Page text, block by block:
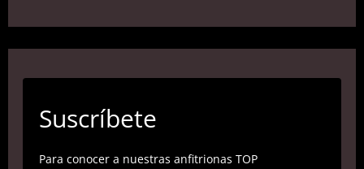
Suscríbete
Para conocer a nuestras anfitrionas TOP